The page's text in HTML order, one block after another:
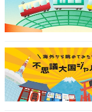
草津温泉 ホテル一井（
り）
舗宿です。温泉は
泉」、露天風呂に
の源泉を引いてい
来立てを味わえる